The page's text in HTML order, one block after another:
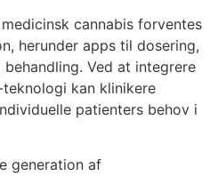
cannabis forventes
herunder apps til dosering,
Ved at integrere
kan klinikere
patienters behov i
generation af